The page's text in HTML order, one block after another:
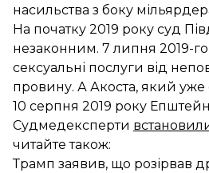
насильства з боку
На початку 2019 року суд
незаконним. 7 липня 2019-
сексуальні послуги від
провину. А Акоста, який уже
10 серпня 2019 року
Судмедексперти
читайте також:
Трамп заявив, що розірвав